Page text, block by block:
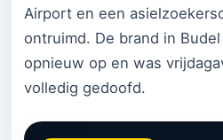
Airport en een
ontruimd. De brand in
opnieuw op en was
volledig gedoofd.